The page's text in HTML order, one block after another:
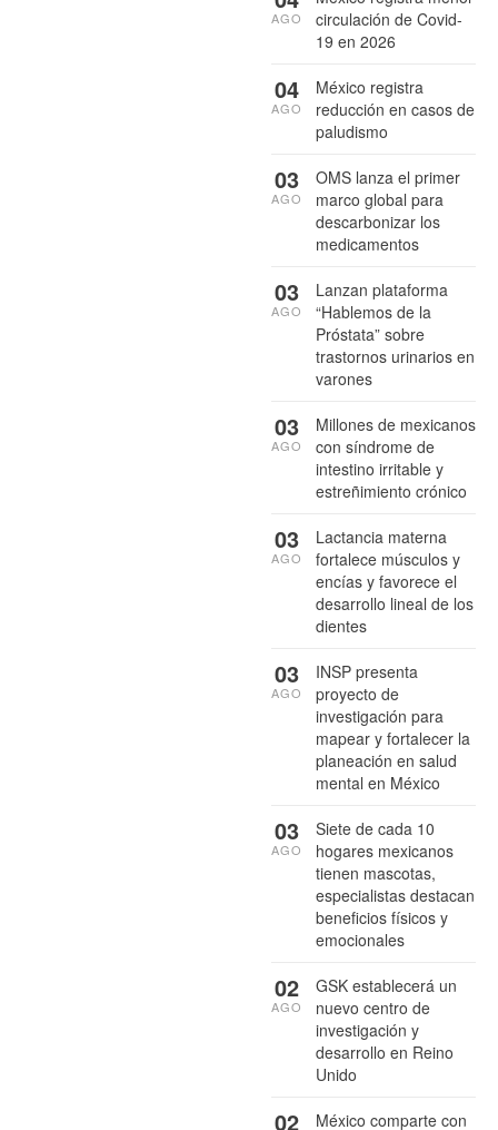
circulación de Covid-
19 en 2026
AGO
México registra
reducción en casos de
paludismo
04
AGO
OMS lanza el primer
marco global para
descarbonizar los
medicamentos
03
AGO
Lanzan plataforma
“Hablemos de la
Próstata” sobre
trastornos urinarios en
varones
03
AGO
Millones de mexicanos
con síndrome de
intestino irritable y
estreñimiento crónico
03
AGO
Lactancia materna
fortalece músculos y
encías y favorece el
desarrollo lineal de los
dientes
03
AGO
INSP presenta
proyecto de
investigación para
mapear y fortalecer la
planeación en salud
mental en México
03
AGO
Siete de cada 10
hogares mexicanos
tienen mascotas,
especialistas destacan
beneficios físicos y
emocionales
03
AGO
GSK establecerá un
nuevo centro de
investigación y
desarrollo en Reino
Unido
02
AGO
México comparte con
02